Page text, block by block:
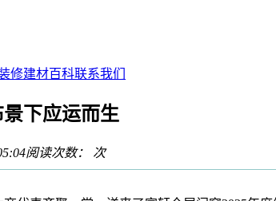
修建材百科联系我们
下应运而生
阅读次数： 次